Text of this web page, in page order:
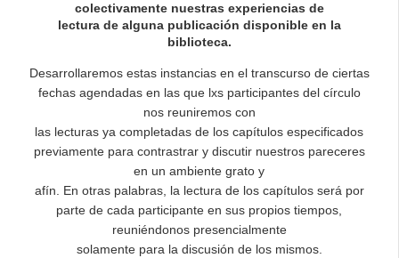
colectivamente nuestras experiencias de
lectura de alguna publicación disponible en la
biblioteca.
Desarrollaremos estas instancias en el transcurso de ciertas
fechas agendadas en las que lxs participantes del círculo
nos reuniremos con
las lecturas ya completadas de los capítulos especificados
previamente para contrastrar y discutir nuestros pareceres
en un ambiente grato y
afín. En otras palabras, la lectura de los capítulos será por
parte de cada participante en sus propios tiempos,
reuniéndonos presencialmente
solamente para la discusión de los mismos.